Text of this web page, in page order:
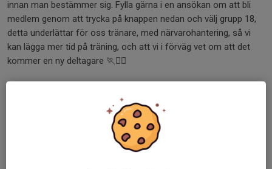
innan man bestämmer sig. Fylla gärna i en ansökan om att bli
medlem genom att trycka på knappen nedan och välj grupp 18,
detta underlättar för oss tränare, med närvarohantering, så vi
kan lägga mer tid på träning, och att vi i förväg vet om att det
kommer en ny deltagare 🏃🏃‍♀️
delen av läktaren (närmast huvudentrén).
Har du några frågor är du välkommen att smsa Felicia